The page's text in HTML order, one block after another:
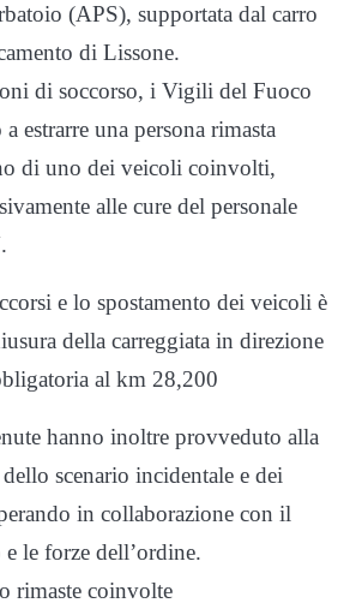
(APS), supportata dal carro
di Lissone.
di soccorso, i Vigili del Fuoco
estrarre una persona rimasta
di uno dei veicoli coinvolti,
alle cure del personale
e lo spostamento dei veicoli è
della carreggiata in direzione
al km 28,200
hanno inoltre provveduto alla
scenario incidentale e dei
in collaborazione con il
le forze dell’ordine.
rimaste coinvolte